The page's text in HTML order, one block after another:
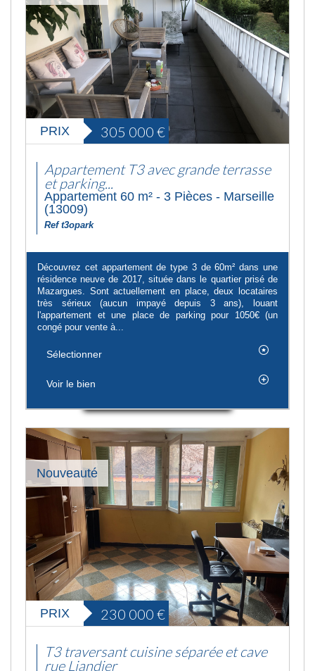
PRIX 305 000 €
Appartement T3 avec grande terrasse
et parking...
Appartement 60 m² - 3 Pièces - Marseille
(13009)
Ref t3opark
Découvrez cet appartement de type 3 de 60m² dans une
résidence neuve de 2017, située dans le quartier prisé de
Mazargues. Sont actuellement en place, deux locataires
très sérieux (aucun impayé depuis 3 ans), louant
l'appartement et une place de parking pour 1050€ (un
congé pour vente à...
Sélectionner
Voir le bien
Nouveauté
PRIX 230 000 €
T3 traversant cuisine séparée et cave
rue Liandier